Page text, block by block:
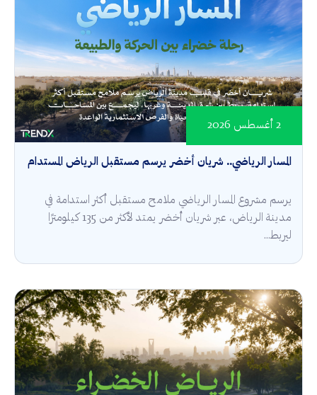
المسار الرياضي.. شريان أخضر يرسم مستقبل الرياض المستدام
2 أغسطس 2026
يرسم مشروع المسار الرياضي ملامح مستقبل أكثر استدامة في
مدينة الرياض، عبر شريان أخضر يمتد لأكثر من 135 كيلومترًا
ليربط...